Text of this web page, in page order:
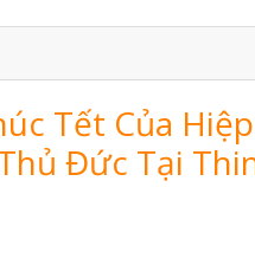
Tết Của
Đức Tại